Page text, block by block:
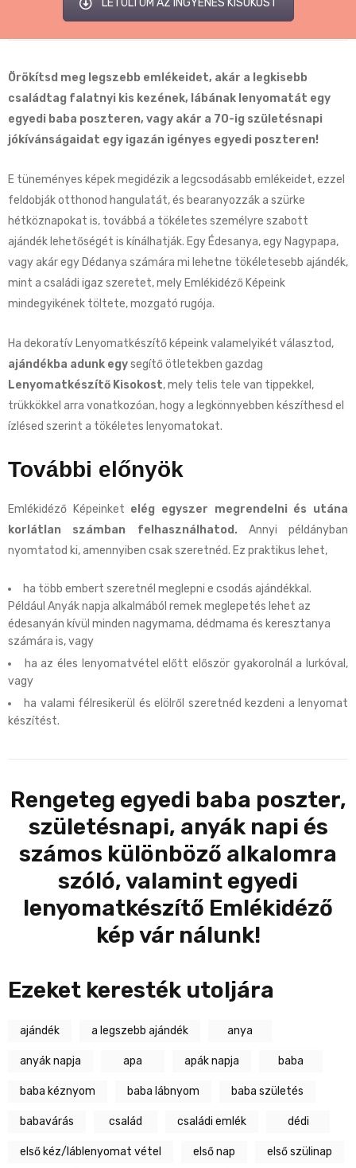
LETÖLTÖM AZ INGYENES KISOKOST
Örökítsd meg legszebb emlékeidet, akár a legkisebb
családtag falatnyi kis kezének, lábának lenyomatát egy
egyedi baba poszteren, vagy akár a 70-ig születésnapi
jókívánságaidat egy igazán igényes egyedi poszteren!
E tüneményes képek megidézik a legcsodásabb emlékeidet, ezzel
feldobják otthonod hangulatát, és bearanyozzák a szürke
hétköznapokat is, továbbá a tökéletes személyre szabott
ajándék lehetőségét is kínálhatják. Egy Édesanya, egy Nagypapa,
vagy akár egy Dédanya számára mi lehetne tökéletesebb ajándék,
mint a családi igaz szeretet, mely Emlékidéző Képeink
mindegyikének töltete, mozgató rugója.
Ha dekoratív Lenyomatkészítő képeink valamelyikét választod,
ajándékba adunk egysegítő ötletekben gazdag
Lenyomatkészítő Kisokost, mely telis tele van tippekkel,
trükkökkel arra vonatkozóan, hogy a legkönnyebben készíthesd el
ízlésed szerint a tökéletes lenyomatokat.
További előnyök
Emlékidéző Képeinket elég egyszer megrendelni és utána
korlátlan számban felhasználhatod. Annyi példányban
nyomtatod ki, amennyiben csak szeretnéd. Ez praktikus lehet,
ha több embert szeretnél meglepni e csodás ajándékkal.
Például Anyák napja alkalmából remek meglepetés lehet az
édesanyán kívül minden nagymama, dédmama és keresztanya
számára is, vagy
ha az éles lenyomatvétel előtt először gyakorolnál a lurkóval,
vagy
ha valami félresikerül és elölről szeretnéd kezdeni a lenyomat
készítést.
Rengeteg egyedi baba poszter,
születésnapi, anyák napi és
számos különböző alkalomra
szóló, valamint egyedi
lenyomatkészítő Emlékidéző
kép vár nálunk!
Ezeket keresték utoljára
ajándék a legszebb ajándék anya
anyák napja apa apák napja baba
baba kéznyom baba lábnyom baba születés
babavárás család családi emlék dédi
első kéz/láblenyomat vétel első nap első szülinap